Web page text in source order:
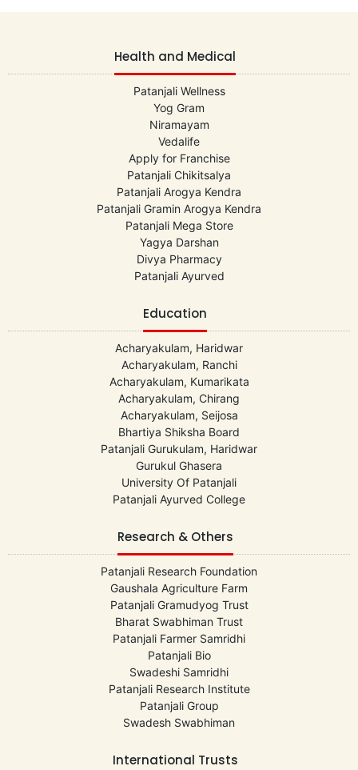
Health and Medical
Patanjali Wellness
Yog Gram
Niramayam
Vedalife
Apply for Franchise
Patanjali Chikitsalya
Patanjali Arogya Kendra
Patanjali Gramin Arogya Kendra
Patanjali Mega Store
Yagya Darshan
Divya Pharmacy
Patanjali Ayurved
Education
Acharyakulam, Haridwar
Acharyakulam, Ranchi
Acharyakulam, Kumarikata
Acharyakulam, Chirang
Acharyakulam, Seijosa
Bhartiya Shiksha Board
Patanjali Gurukulam, Haridwar
Gurukul Ghasera
University Of Patanjali
Patanjali Ayurved College
Research & Others
Patanjali Research Foundation
Gaushala Agriculture Farm
Patanjali Gramudyog Trust
Bharat Swabhiman Trust
Patanjali Farmer Samridhi
Patanjali Bio
Swadeshi Samridhi
Patanjali Research Institute
Patanjali Group
Swadesh Swabhiman
International Trusts